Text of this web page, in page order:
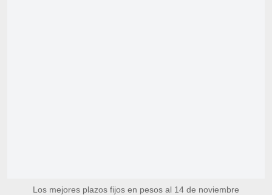
Los mejores plazos fijos en pesos al 14 de noviembre